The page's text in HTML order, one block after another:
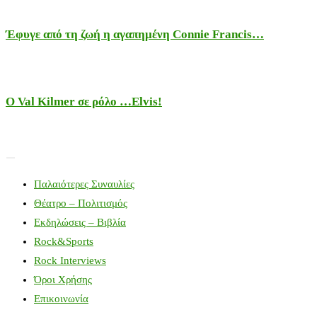
Έφυγε από τη ζωή η αγαπημένη Connie Francis…
Ο Val Kilmer σε ρόλο …Elvis!
Παλαιότερες Συναυλίες
Θέατρο – Πολιτισμός
Εκδηλώσεις – Βιβλία
Rock&Sports
Rock Interviews
Όροι Χρήσης
Επικοινωνία